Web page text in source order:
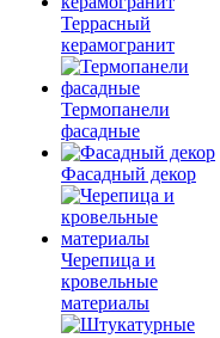
Террасный
керамогранит
Термопанели
фасадные
Фасадный декор
Черепица и
кровельные
материалы